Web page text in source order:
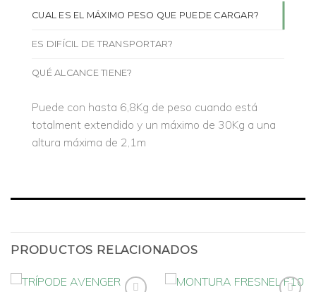
CUAL ES EL MÁXIMO PESO QUE PUEDE CARGAR?
ES DIFÍCIL DE TRANSPORTAR?
QUÉ ALCANCE TIENE?
Puede con hasta 6,8Kg de peso cuando está
totalment extendido y un máximo de 30Kg a una
altura máxima de 2,1m
PRODUCTOS RELACIONADOS